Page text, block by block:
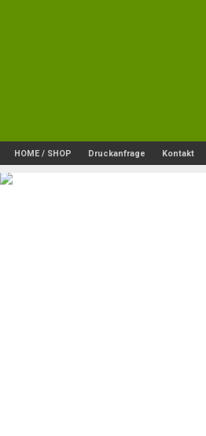
HOME / SHOP Druckanfrage Kontakt